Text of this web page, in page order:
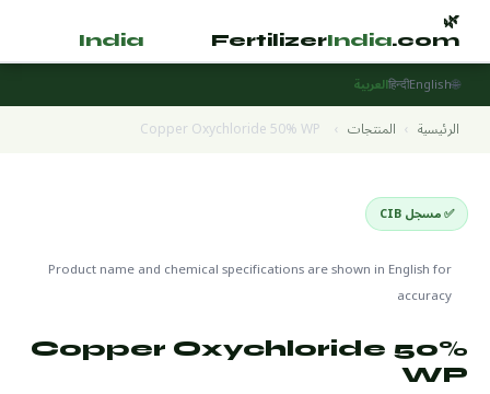
🌿
FertilizerIndia.com
India
🌐
English
हिन्दीالعربية
الرئيسية › المنتجات ›
Copper Oxychloride 50% WP
✅ مسجل CIB
Product name and chemical specifications are shown in English for
accuracy
Copper Oxychloride 50%
WP